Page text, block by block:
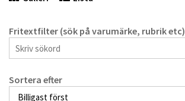
Fritextfilter (sök på varumärke, rubrik etc)
Sortera efter